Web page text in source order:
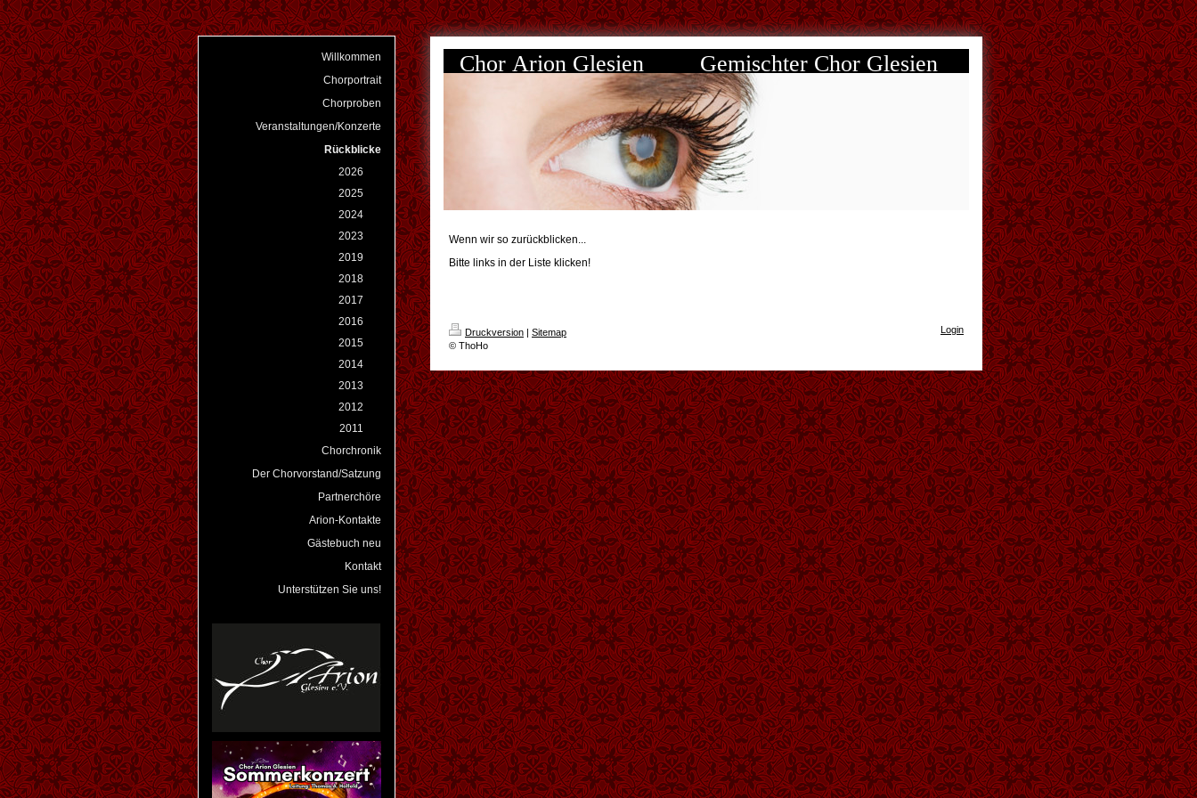
Willkommen
Chorportrait
Chorproben
Veranstaltungen/Konzerte
Rückblicke
2026
2025
2024
2023
2019
2018
2017
2016
2015
2014
2013
2012
2011
Chorchronik
Der Chorvorstand/Satzung
Partnerchöre
Arion-Kontakte
Gästebuch neu
Kontakt
Unterstützen Sie uns!
Chor Arion Glesien Gemischter Chor Glesien
Wenn wir so zurückblicken...
Bitte links in der Liste klicken!
Druckversion | Sitemap
© ThoHo
Login